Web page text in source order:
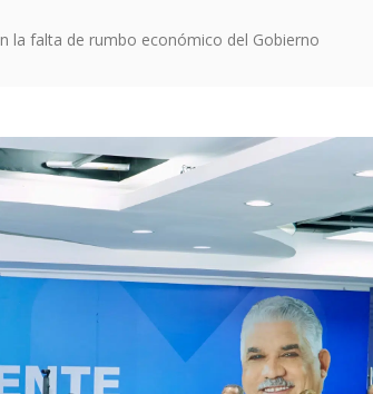
la falta de rumbo económico del Gobierno